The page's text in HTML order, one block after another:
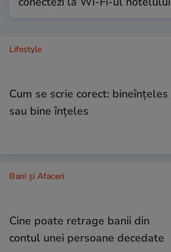
Lifestyle
Cum se scrie corect: bineînțeles
sau bine înțeles
Bani și Afaceri
Cine poate retrage banii din
contul unei persoane decedate